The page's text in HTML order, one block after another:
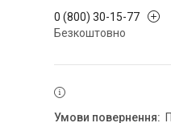
0 (800) 30-15-77
Безкоштовно